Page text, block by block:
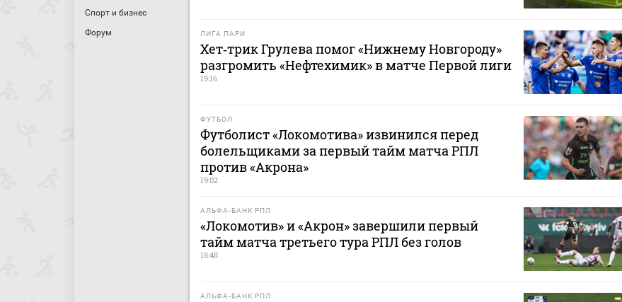
Спорт и бизнес
Форум
ЛИГА ПАРИ
Хет‑трик Грулева помог «Нижнему Новгороду»
разгромить «Нефтехимик» в матче Первой лиги
19:16
ФУТБОЛ
Футболист «Локомотива» извинился перед
болельщиками за первый тайм матча РПЛ
против «Акрона»
19:02
АЛЬФА-БАНК РПЛ
«Локомотив» и «Акрон» завершили первый
тайм матча третьего тура РПЛ без голов
18:48
АЛЬФА-БАНК РПЛ